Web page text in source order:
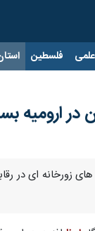
علمی فلسطین
ارومیه
زورخانه ای در